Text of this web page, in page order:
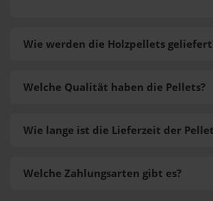
Wie werden die Holzpellets
Welche Zahlungsarten gibt es?
Welche Qualität haben die Pellets?
Wie lange ist die Lieferzeit der